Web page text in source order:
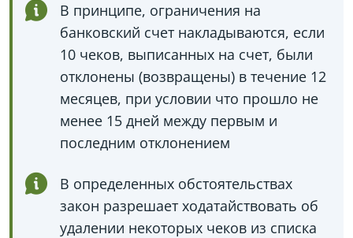
В принципе, ограничения на
банковский счет накладываются, если
10 чеков, выписанных на счет, были
отклонены (возвращены) в течение 12
месяцев, при условии что прошло не
менее 15 дней между первым и
последним отклонением
В определенных обстоятельствах
закон разрешает ходатайствовать об
удалении некоторых чеков из списка